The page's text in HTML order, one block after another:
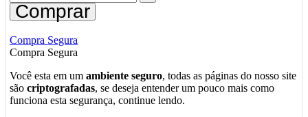
Comprar
Compra Segura
Compra Segura
Você esta em um ambiente seguro, todas as páginas do nosso site
são criptografadas, se deseja entender um pouco mais como
funciona esta segurança, continue lendo.